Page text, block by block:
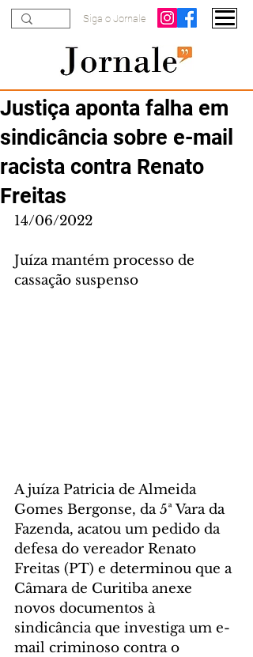
Siga o Jornale
Justiça aponta falha em
sindicância sobre e-mail
racista contra Renato
Freitas
14/06/2022
Juíza mantém processo de
cassação suspenso
A juíza Patricia de Almeida
Gomes Bergonse, da 5ª Vara da
Fazenda, acatou um pedido da
defesa do vereador Renato
Freitas (PT) e determinou que a
Câmara de Curitiba anexe
novos documentos à
sindicância que investiga um e-
mail criminoso contra o